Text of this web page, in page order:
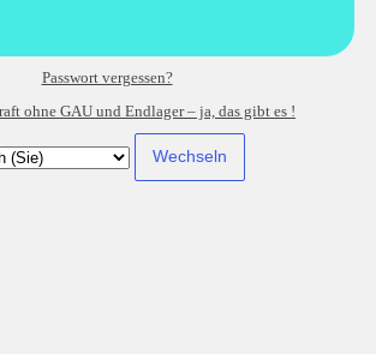
Passwort vergessen?
ohne GAU und Endlager – ja, das gibt es !